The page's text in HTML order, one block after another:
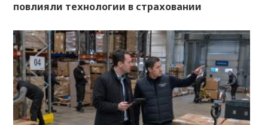
повлияли технологии в страховании